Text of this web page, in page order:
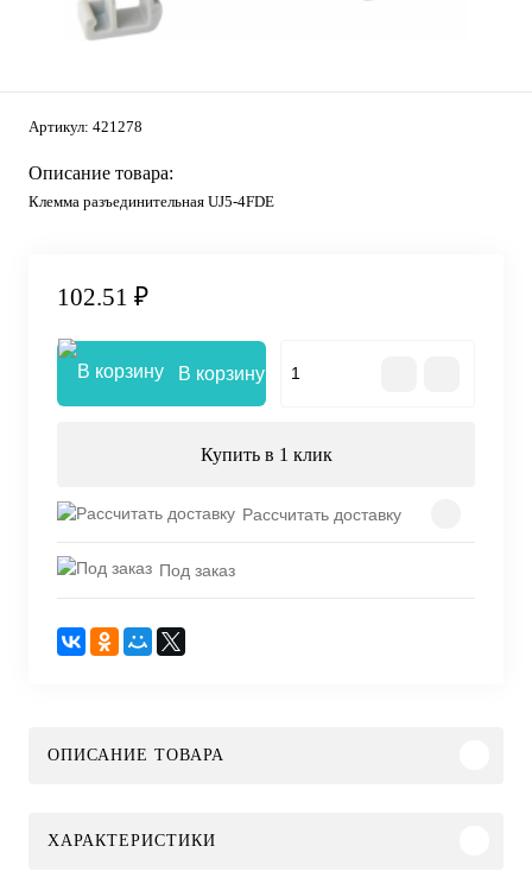
Артикул: 421278
Описание товара:
Клемма разъединительная UJ5-4FDE
102.51 ₽
В корзину
Купить в 1 клик
Рассчитать доставку
Под заказ
ОПИСАНИЕ ТОВАРА
ХАРАКТЕРИСТИКИ